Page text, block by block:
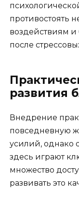
противостоять
воздействиям и
после
развития
Внедрение
повседневную
усилий, однако
здесь играют
множество
развивать это